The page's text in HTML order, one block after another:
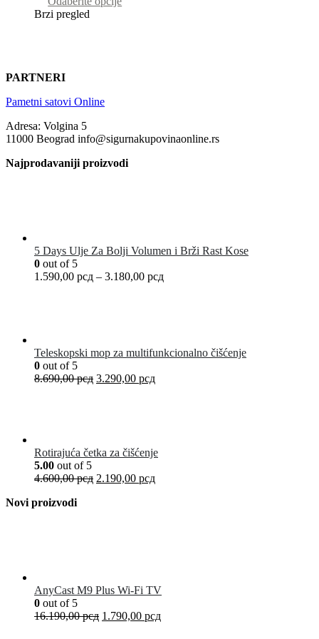
Brzi pregled
PARTNERI
Pametni satovi Online
Adresa: Volgina 5
11000 Beograd info@sigurnakupovinaonline.rs
Najprodavaniji proizvodi
5 Days Ulje Za Bolji Volumen i Brži Rast Kose
0 out of 5
1.590,00 рсд – 3.180,00 рсд
Teleskopski mop za multifunkcionalno čišćenje
0 out of 5
8.690,00рсд 3.290,00 рсд
Rotirajuća četka za čišćenje
5.00 out of 5
4.600,00рсд 2.190,00 рсд
Novi proizvodi
AnyCast M9 Plus Wi-Fi TV
0 out of 5
16.190,00рсд 1.790,00 рсд